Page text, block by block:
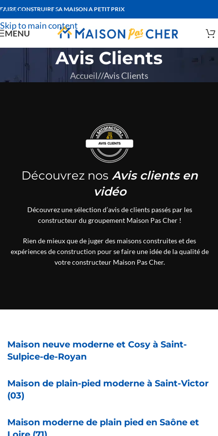
Skip to navigation
Skip to main content
FAIRE CONSTRUIRE SA MAISON A PETIT PRIX
MENU
Avis Clients
Accueil/ Avis Clients
Découvrez nos Avis clients en
vidéo
Découvrez une sélection d’avis de clients passés par les
constructeur du groupement Maison Pas Cher !
Rien de mieux que de juger des maisons construites et des
expériences de construction pour se faire une idée de la qualité de
votre constructeur Maison Pas Cher.
Maison neuve moderne et Cosy à Saint-
Sulpice-de-Royan
Maison de plain-pied moderne à Saint-Victor
(03)
Maison moderne de plain pied en Saône et